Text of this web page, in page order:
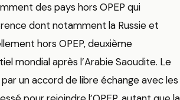
des pays hors OPEP qui
dont notamment la Russie et
hors OPEP, deuxième
mondial après l’Arabie Saoudite. Le
un accord de libre échange avec les